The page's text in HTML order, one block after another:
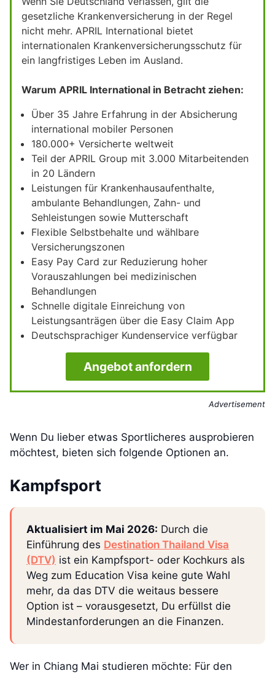
gesetzliche Krankenversicherung in der Regel
nicht mehr. APRIL International bietet
internationalen Krankenversicherungsschutz für
ein langfristiges Leben im Ausland.
Warum APRIL International in Betracht ziehen:
Über 35 Jahre Erfahrung in der Absicherung
international mobiler Personen
180.000+ Versicherte weltweit
Teil der APRIL Group mit 3.000 Mitarbeitenden
in 20 Ländern
Leistungen für Krankenhausaufenthalte,
ambulante Behandlungen, Zahn- und
Sehleistungen sowie Mutterschaft
Flexible Selbstbehalte und wählbare
Versicherungszonen
Easy Pay Card zur Reduzierung hoher
Vorauszahlungen bei medizinischen
Behandlungen
Schnelle digitale Einreichung von
Leistungsanträgen über die Easy Claim App
Deutschsprachiger Kundenservice verfügbar
Angebot anfordern
Advertisement
Wenn Du lieber etwas Sportlicheres ausprobieren
möchtest, bieten sich folgende Optionen an.
Kampfsport
Aktualisiert im Mai 2026: Durch die
Einführung des Destination Thailand Visa
(DTV) ist ein Kampfsport- oder Kochkurs als
Weg zum Education Visa keine gute Wahl
mehr, da das DTV die weitaus bessere
Option ist – vorausgesetzt, Du erfüllst die
Mindestanforderungen an die Finanzen.
Wer in Chiang Mai studieren möchte: Für den